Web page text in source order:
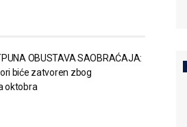
OBUSTAVA SAOBRAĆAJA:
biće zatvoren zbog
oktobra